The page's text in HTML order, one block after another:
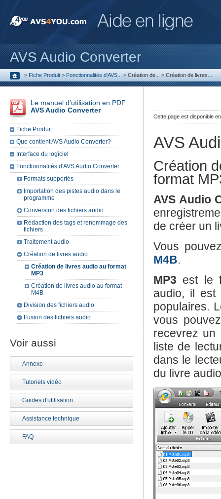
AVS Audio Converter
> Fiche Produit > Fonctionnalités d'AVS... > Création de... > Création de livres...
Cette page est disponible
AVS
Création
format
AVS Audio
de créer un
Vous
M4B.
MP3 est le
audio, il est
populaires.
vous
recevrez un
liste de
dans le
du livre
Le manuel d'utilisation en PDF
AVS Audio Converter
Fiche Produit
Que contient AVS Audio Converter?
Interface du logiciel
Fonctionnalités d'AVS Audio Converter
Formats supportés
Importation des pistes audio dans le
programme
Conversion des fichiers audio
Rédaction des tags et renommage des
fichiers
Traitement audio
Création de livres audio
Création de livres audio au format
MP3
Création de livres audio au format
M4B
Division des fichiers audio
Fusion des fichiers audio
Voir aussi
Annexe
Tutoriels vidéo
Guides d'utilisation
Assistance technique
FAQ